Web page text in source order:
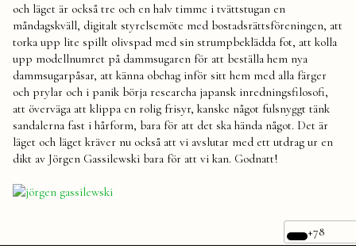
och läget är också tre och en halv timme i tvättstugan en
måndagskväll, digitalt styrelsemöte med bostadsrättsföreningen, att
torka upp lite spillt olivspad med sin strumpbeklädda fot, att kolla
upp modellnumret på dammsugaren för att beställa hem nya
dammsugarpåsar, att känna obehag inför sitt hem med alla färger
och prylar och i panik börja researcha japansk inredningsfilosofi,
att överväga att klippa en rolig frisyr, kanske något fulsnyggt tänk
sandalerna fast i hårform, bara för att det ska hända något. Det är
läget och läget kräver nu också att vi avslutar med ett utdrag ur en
dikt av Jörgen Gassilewski bara för att vi kan. Godnatt!
+78